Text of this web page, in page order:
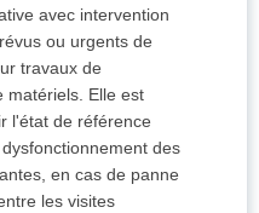
avec intervention
ou urgents de
travaux de
matériels. Elle est
l'état de référence
des
en cas de panne
les visites